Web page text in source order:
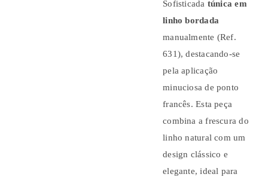
Sofisticada túnica em
linho bordada
manualmente (Ref.
631), destacando-se
pela aplicação
minuciosa de ponto
francês. Esta peça
combina a frescura do
linho natural com um
design clássico e
elegante, ideal para